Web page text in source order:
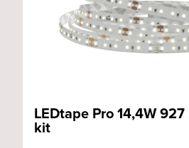
LEDtape Pro 14,4W
kit